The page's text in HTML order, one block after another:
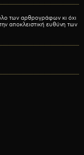
των αρθρογράφων κι όχι
αποκλειστική ευθύνη των